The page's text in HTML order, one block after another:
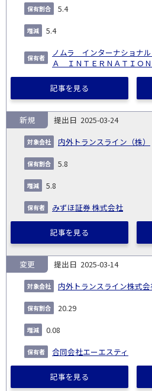
5.4
5.4
ノムラ インターナショナ
Ａ ＩＮＴＥＲＮＡＴＩＯ
記事を見る
2025-03-24
内外トランスライン（株）
新規
5.8
5.8
みずほ証券 株式会社
記事を見る
2025-03-14
内外トランスライン株式
変更
20.29
0.08
合同会社エーエスティ
記事を見る